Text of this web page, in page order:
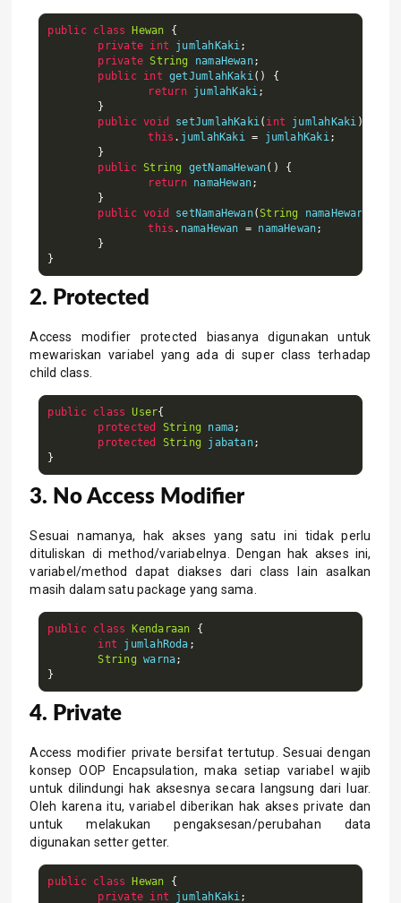
public class Hewan
{
private int jumlahKaki ;
private String namaHewan;
public int getJumlahKaki ()
{
return jumlahKaki ;
}
public void setJumlahKaki ( int jumlahKaki )
this . jumlahKaki = jumlahKaki ;
}
public String getNamaHewan()
{
return namaHewan;
}
public void setNamaHewan(String namaHewan
this . namaHewan = namaHewan;
}
}
2. Protected
Access modifier protected biasanya digunakan untuk
mewariskan variabel yang ada di super class terhadap
child class.
public class User{
protected
String nama;
protected
String jabatan;
}
3. No Access Modifier
Sesuai namanya, hak akses yang satu ini tidak perlu
dituliskan di method/variabelnya. Dengan hak akses ini,
variabel/method dapat diakses dari class lain asalkan
masih dalam satu package yang sama.
public class Kendaraan
{
int jumlahRoda ;
String warna;
}
4. Private
Access modifier private bersifat tertutup. Sesuai dengan
konsep OOP Encapsulation, maka setiap variabel wajib
untuk dilindungi hak aksesnya secara langsung dari luar.
Oleh karena itu, variabel diberikan hak akses private dan
untuk melakukan pengaksesan/perubahan data
digunakan setter getter.
public class Hewan
{
private int jumlahKaki ;